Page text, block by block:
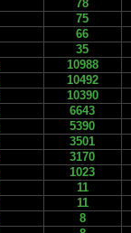
78
75
66
35
10988
10492
10390
6643
5390
3501
3170
1023
11
11
8